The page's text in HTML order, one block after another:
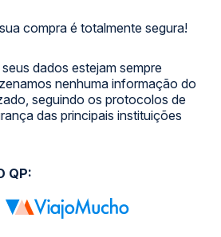
compra é totalmente segura!
dados estejam sempre
nenhuma informação do
seguindo os protocolos de
das principais instituições
QP: